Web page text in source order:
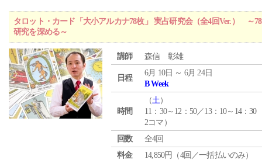
タロット・カード「大小アルカナ78枚」 実占研究会（全4回Ver.） ～
研究を深める～
講師 森信 彰雄
日程
6月 10日 ～ 6月 24日
B Week
時間
（土）
11：30～12：50／13：10～14：30
2コマ）
回数
全4回
料金
14,850円（4回／一括払いのみ）